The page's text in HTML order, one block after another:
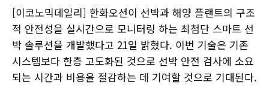
[이코노믹데일리] 한화오션이 선박과 해양 플랜트의 구조
적 안전성을 실시간으로 모니터링 하는 최첨단 스마트 선
박 솔루션을 개발했다고 21일 밝혔다. 이번 기술은 기존
시스템보다 한층 고도화된 것으로 선박 안전 검사에 소요
되는 시간과 비용을 절감하는 데 기여할 것으로 기대된다.